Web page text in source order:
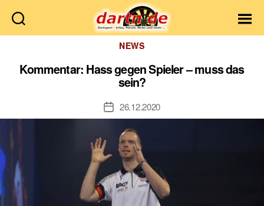
Dartn.de
Kategorien
NEWS
Kommentar: Hass gegen Spieler – muss das
sein?
Veröffentlichungsdatum
26.12.2020